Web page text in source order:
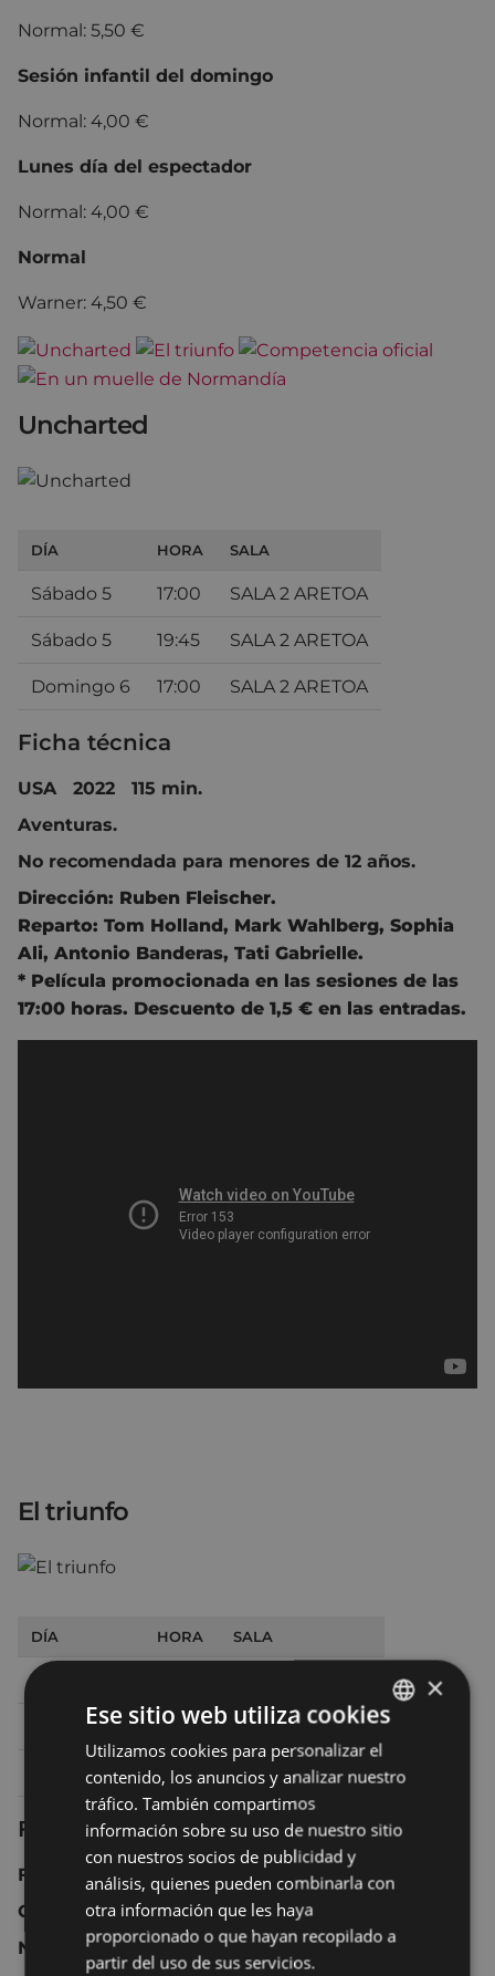
Normal: 5,50 €
Sesión infantil del domingo
Normal: 4,00 €
Lunes día del espectador
Normal: 4,00 €
Normal
Warner: 4,50 €
Uncharted
DÍA HORA SALA
Sábado 5 17:00 SALA 2 ARETOA
Sábado 5 19:45 SALA 2 ARETOA
Domingo 6 17:00 SALA 2 ARETOA
Ficha técnica
USA 2022 115 min.
Aventuras.
No recomendada para menores de 12 años.
Dirección: Ruben Fleischer.
Reparto: Tom Holland, Mark Wahlberg, Sophia
Ali, Antonio Banderas, Tati Gabrielle.
* Película promocionada en las sesiones de las
17:00 horas. Descuento de 1,5 € en las entradas.
El triunfo
DÍA HORA SALA
Sábado 5
Domingo 6 20:00 SALA 2 ARETOA
Lunes 7 20:30 SALA 2 ARETOA
Ficha técnica
Francia 2020 105 min.
Comedia.
No recomendada para menores de 12 años.
BASQUE
SPANISH
×
Ese sitio web utiliza cookies
Utilizamos cookies para personalizar el
contenido, los anuncios y analizar nuestro
tráfico. También compartimos
información sobre su uso de nuestro sitio
con nuestros socios de publicidad y
análisis, quienes pueden combinarla con
otra información que les haya
proporcionado o que hayan recopilado a
partir del uso de sus servicios.